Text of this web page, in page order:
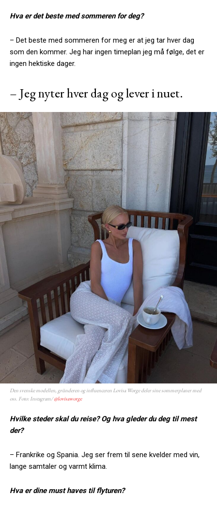
Hva er det beste med sommeren for deg?
– Det beste med sommeren for meg er at jeg tar hver dag
som den kommer. Jeg har ingen timeplan jeg må følge, det er
ingen hektiske dager.
– Jeg nyter hver dag og lever i nuet.
Den svenske modellen, gründeren og influenceren Lovisa Worge deler sine sommerplaner med
oss. Foto: Instagram/@lovisaworge
Hvilke steder skal du reise? Og hva gleder du deg til mest
der?
– Frankrike og Spania. Jeg ser frem til sene kvelder med vin,
lange samtaler og varmt klima.
Hva er dine must haves til flyturen?